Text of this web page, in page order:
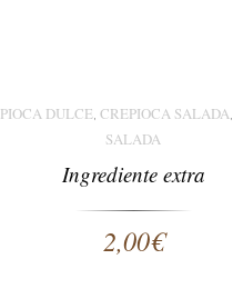
DULCE, CREPIOCA SALADA,
SALADA
Ingrediente extra
2,00€